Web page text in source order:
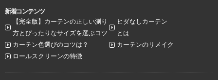
新着コンテンツ
【完全版】カーテンの正しい測り
方とぴったりなサイズを選ぶコツ
ヒダなしカーテン
とは
カーテン色選びのコツは？
カーテンのリメイク
ロールスクリーンの特徴